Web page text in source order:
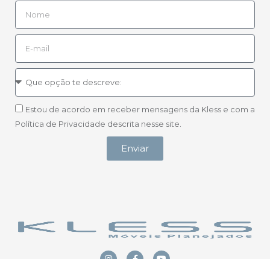
Estou de acordo em receber mensagens da Kless e com a
Política de Privacidade descrita nesse site.
Enviar